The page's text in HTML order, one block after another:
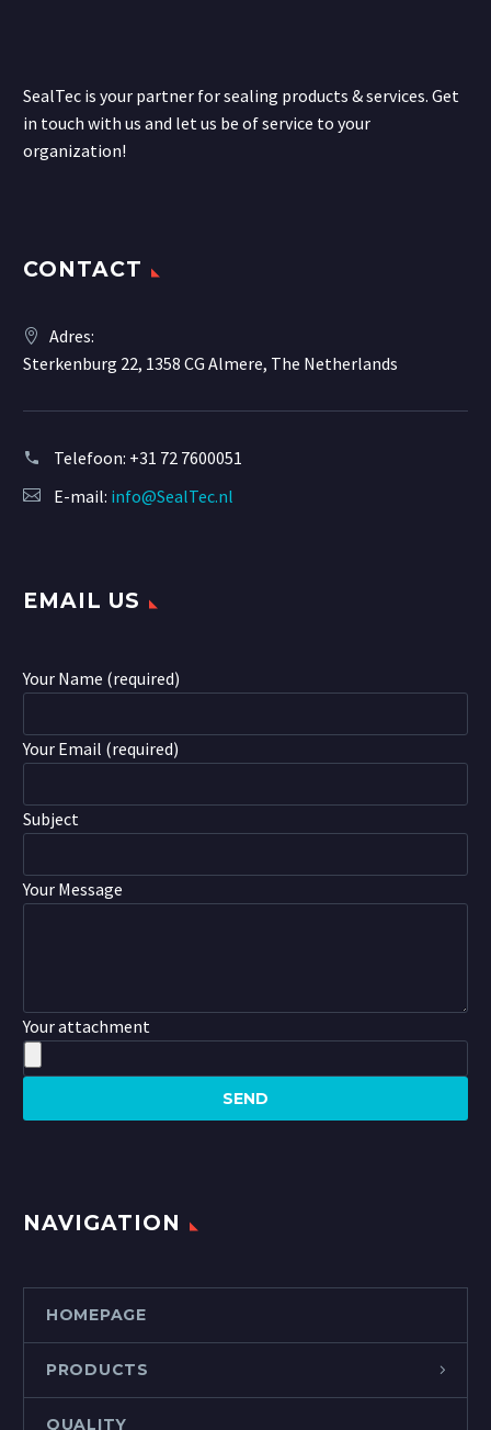
SealTec is your partner for sealing products & services. Get
in touch with us and let us be of service to your
organization!
CONTACT
Adres:
Sterkenburg 22, 1358 CG Almere, The Netherlands
Telefoon: +31 72 7600051
E-mail: info@SealTec.nl
EMAIL US
Your Name (required)
Your Email (required)
Subject
Your Message
Your attachment
NAVIGATION
HOMEPAGE
PRODUCTS
QUALITY